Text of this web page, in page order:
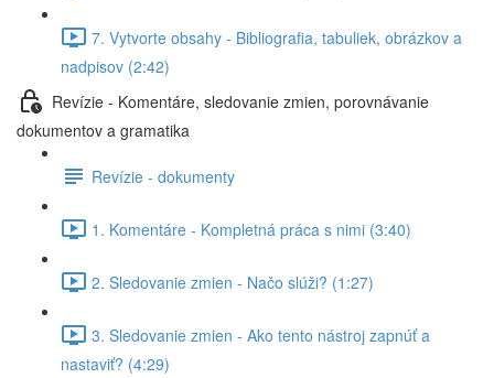
7. Vytvorte obsahy - Bibliografia, tabuliek, obrázkov a
nadpisov (2:42)
Revízie - Komentáre, sledovanie zmien, porovnávanie
dokumentov a gramatika
Revízie - dokumenty
1. Komentáre - Kompletná práca s nimi (3:40)
2. Sledovanie zmien - Načo slúži? (1:27)
3. Sledovanie zmien - Ako tento nástroj zapnúť a
nastaviť? (4:29)